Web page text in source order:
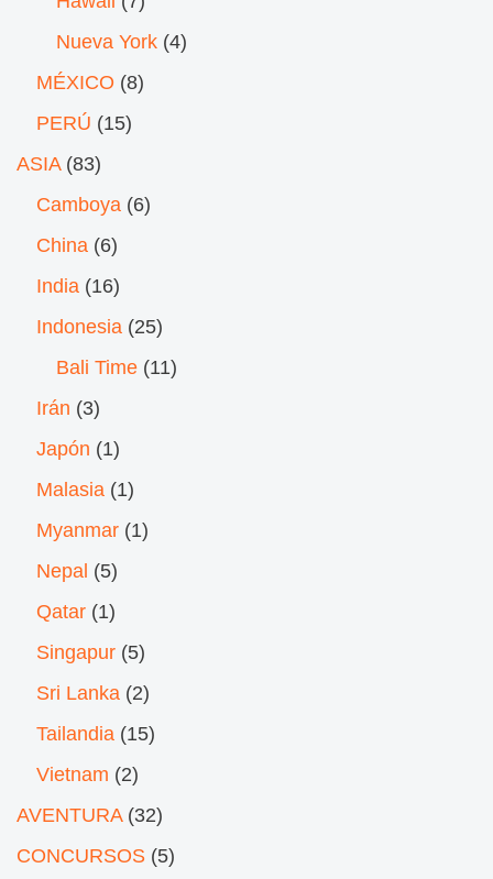
Nueva York (4)
MÉXICO (8)
PERÚ (15)
ASIA(83)
Camboya (6)
China (6)
India (16)
Indonesia (25)
Bali Time (11)
Irán (3)
Japón (1)
Malasia (1)
Myanmar (1)
Nepal (5)
Qatar (1)
Singapur (5)
Sri Lanka (2)
Tailandia (15)
Vietnam (2)
AVENTURA(32)
CONCURSOS (5)